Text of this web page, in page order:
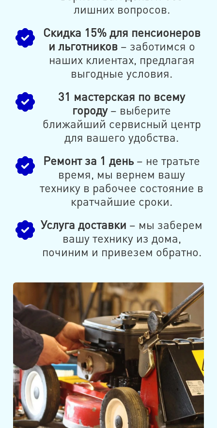
лишних вопросов.
Скидка 15% для пенсионеров
и льготников– заботимся о
наших клиентах, предлагая
выгодные условия.
31 мастерская по всему
городу– выберите
ближайший сервисный центр
для вашего удобства.
Ремонт за 1 день – не тратьте
время, мы вернем вашу
технику в рабочее состояние в
кратчайшие сроки.
Услуга доставки – мы заберем
вашу технику из дома,
починим и привезем обратно.